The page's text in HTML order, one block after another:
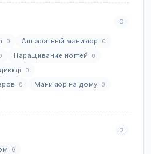
0
0 Аппаратный маникюр 0
Наращивание ногтей 0
0
0 Маникюр на дому 0
2
0